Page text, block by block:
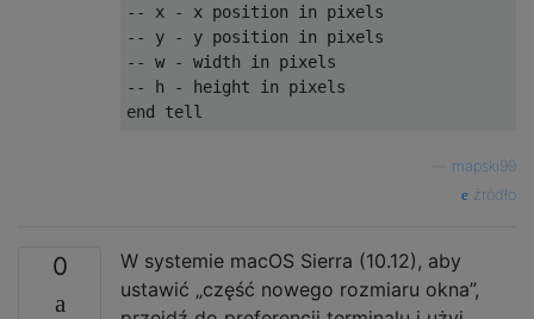
--
x - x position in
--
y - y position in
--
w - width in
--
h - height in pixels
end tell
mapski99
źródło
0
W systemie macOS Sierra (10.12), aby
ustawić „część nowego rozmiaru okna”,